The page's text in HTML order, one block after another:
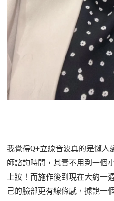
我覺得Q+立線音波真的是懶人
師諮詢時間，其實不用到一個
上妝！而施作後到現在大約一
己的臉部更有線條感，據說一